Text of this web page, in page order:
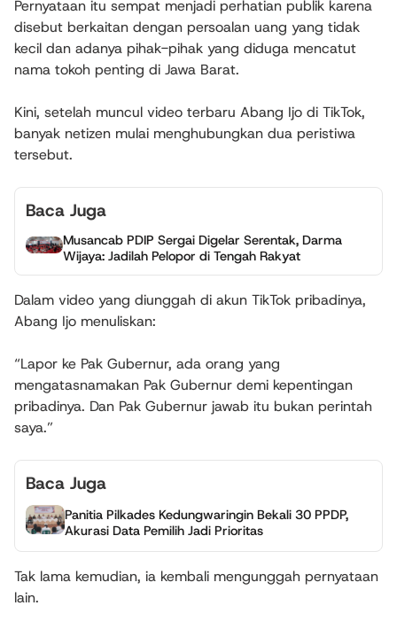
Pernyataan itu sempat menjadi perhatian publik karena
disebut berkaitan dengan persoalan uang yang tidak
kecil dan adanya pihak-pihak yang diduga mencatut
nama tokoh penting di Jawa Barat.
Kini, setelah muncul video terbaru Abang Ijo di TikTok,
banyak netizen mulai menghubungkan dua peristiwa
tersebut.
Baca Juga
Musancab PDIP Sergai Digelar Serentak, Darma
Wijaya: Jadilah Pelopor di Tengah Rakyat
Dalam video yang diunggah di akun TikTok pribadinya,
Abang Ijo menuliskan:
“Lapor ke Pak Gubernur, ada orang yang
mengatasnamakan Pak Gubernur demi kepentingan
pribadinya. Dan Pak Gubernur jawab itu bukan perintah
saya.”
Baca Juga
Panitia Pilkades Kedungwaringin Bekali 30 PPDP,
Akurasi Data Pemilih Jadi Prioritas
Tak lama kemudian, ia kembali mengunggah pernyataan
lain.